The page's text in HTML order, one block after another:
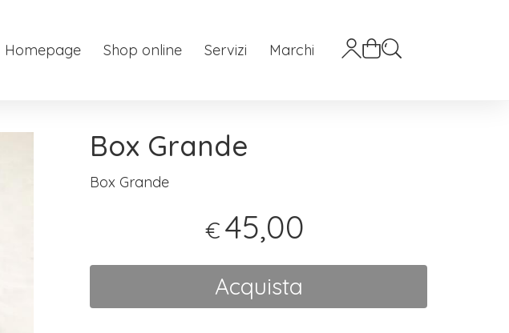
Homepage Shop online Servizi Marchi
Box Grande
Box Grande
€ 45,00
Acquista